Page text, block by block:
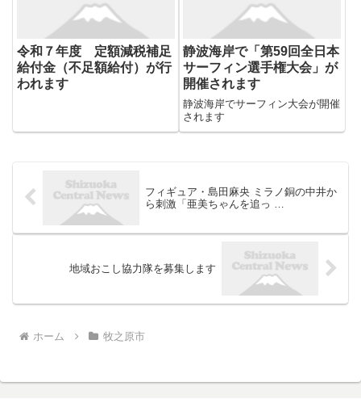
令和７年度 定額減税補足
給付金（不足額給付）が行
われます
静波海岸で「第59回全日本
サーフィン選手権大会」が
開催されます
静波海岸でサーフィン大会が開催
されます
フィギュア・島田麻央 ミラノ銅の中井か
ら刺激「亜美ちゃんを追っ …
地域おこし協力隊を募集します
ホーム 牧之原市